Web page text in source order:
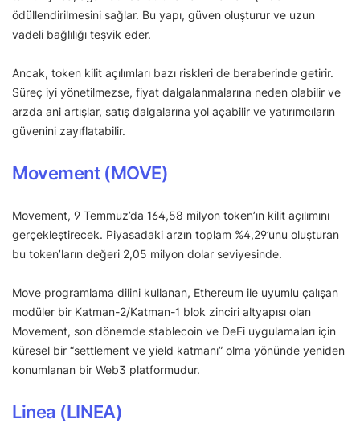
ödüllendirilmesini sağlar. Bu yapı, güven oluşturur ve uzun
vadeli bağlılığı teşvik eder.
Ancak, token kilit açılımları bazı riskleri de beraberinde getirir.
Süreç iyi yönetilmezse, fiyat dalgalanmalarına neden olabilir ve
arzda ani artışlar, satış dalgalarına yol açabilir ve yatırımcıların
güvenini zayıflatabilir.
Movement (MOVE)
Movement, 9 Temmuz’da 164,58 milyon token’ın kilit açılımını
gerçekleştirecek. Piyasadaki arzın toplam %4,29’unu oluşturan
bu token’ların değeri 2,05 milyon dolar seviyesinde.
Move programlama dilini kullanan, Ethereum ile uyumlu çalışan
modüler bir Katman-2/Katman-1 blok zinciri altyapısı olan
Movement, son dönemde stablecoin ve DeFi uygulamaları için
küresel bir “settlement ve yield katmanı” olma yönünde yeniden
konumlanan bir Web3 platformudur.
Linea (LINEA)